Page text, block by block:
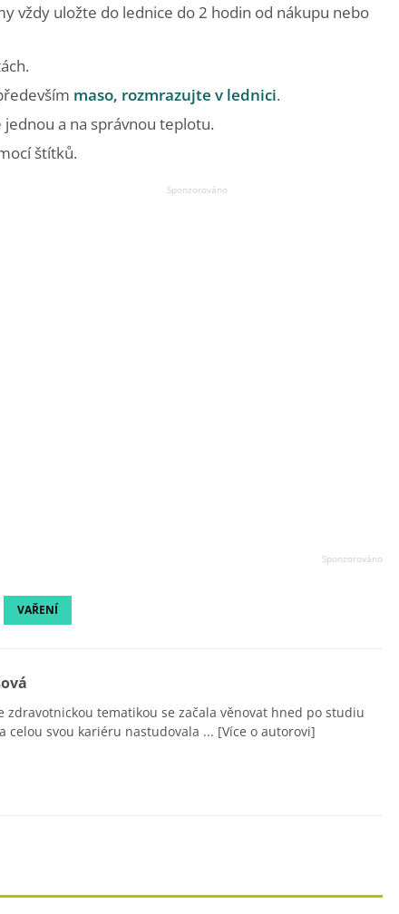
vždy uložte do lednice do 2 hodin od nákupu nebo
maso, rozmrazujte v lednici.
a na správnou teplotu.
štítků.
VAŘENÍ
zdravotnickou tematikou se začala věnovat hned po studiu
celou svou kariéru nastudovala ... [Více o autorovi]